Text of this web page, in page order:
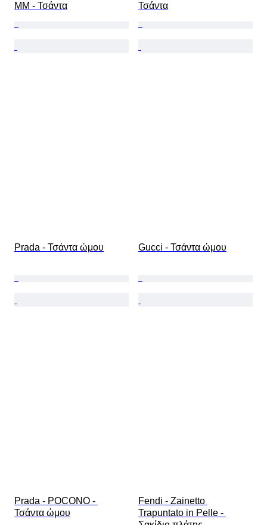
MM - Τσάντα
Τσάντα
Prada - Τσάντα ώμου Gucci - Τσάντα ώμου
Prada - POCONO -
Τσάντα ώμου
Fendi - Zainetto
Trapuntato in Pelle -